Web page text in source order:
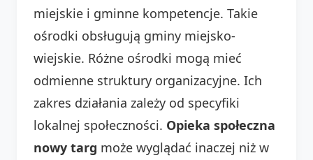
miejskie i gminne kompetencje. Takie
ośrodki obsługują gminy miejsko-
wiejskie. Różne ośrodki mogą mieć
odmienne struktury organizacyjne. Ich
zakres działania zależy od specyfiki
lokalnej społeczności. Opieka społeczna
nowy targ może wyglądać inaczej niż w